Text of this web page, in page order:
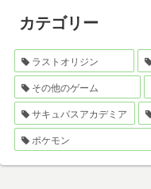
カテゴリー
ラストオリジン
その他のゲーム
サキュバスアカデミア
ポケモン